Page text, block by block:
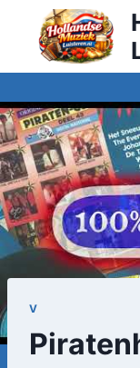
Doorgaan
inhoud
V